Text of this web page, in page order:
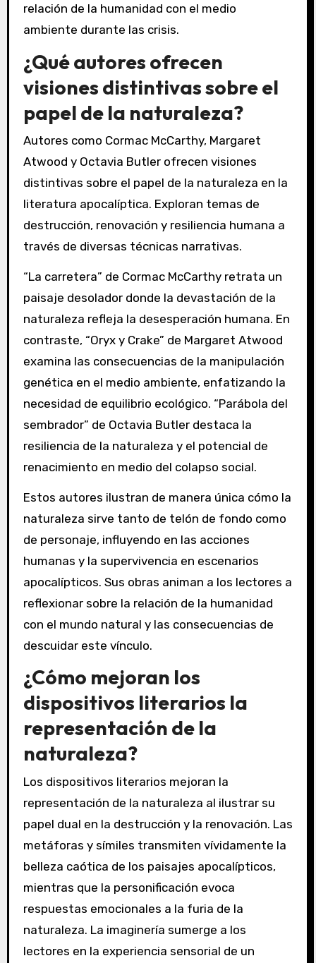
relación de la humanidad con el medio
ambiente durante las crisis.
¿Qué autores ofrecen
visiones distintivas sobre el
papel de la naturaleza?
Autores como Cormac McCarthy, Margaret
Atwood y Octavia Butler ofrecen visiones
distintivas sobre el papel de la naturaleza en la
literatura apocalíptica. Exploran temas de
destrucción, renovación y resiliencia humana a
través de diversas técnicas narrativas.
“La carretera” de Cormac McCarthy retrata un
paisaje desolador donde la devastación de la
naturaleza refleja la desesperación humana. En
contraste, “Oryx y Crake” de Margaret Atwood
examina las consecuencias de la manipulación
genética en el medio ambiente, enfatizando la
necesidad de equilibrio ecológico. “Parábola del
sembrador” de Octavia Butler destaca la
resiliencia de la naturaleza y el potencial de
renacimiento en medio del colapso social.
Estos autores ilustran de manera única cómo la
naturaleza sirve tanto de telón de fondo como
de personaje, influyendo en las acciones
humanas y la supervivencia en escenarios
apocalípticos. Sus obras animan a los lectores a
reflexionar sobre la relación de la humanidad
con el mundo natural y las consecuencias de
descuidar este vínculo.
¿Cómo mejoran los
dispositivos literarios la
representación de la
naturaleza?
Los dispositivos literarios mejoran la
representación de la naturaleza al ilustrar su
papel dual en la destrucción y la renovación. Las
metáforas y símiles transmiten vívidamente la
belleza caótica de los paisajes apocalípticos,
mientras que la personificación evoca
respuestas emocionales a la furia de la
naturaleza. La imaginería sumerge a los
lectores en la experiencia sensorial de un